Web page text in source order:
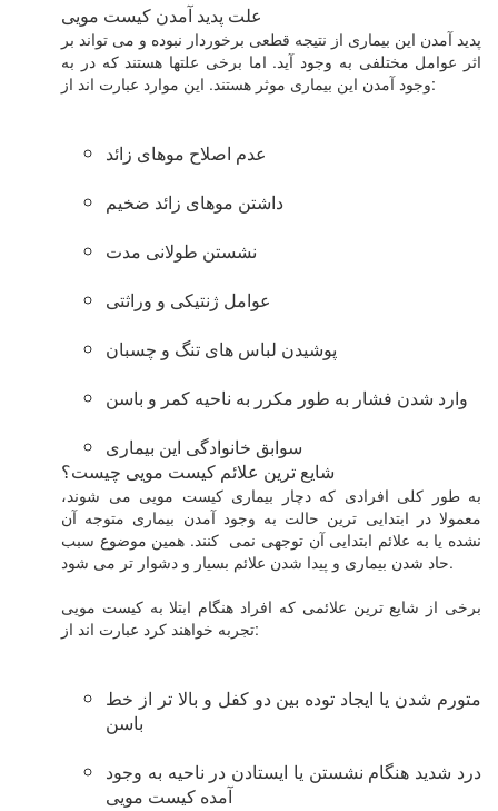
علت پدید آمدن کیست مویی
پدید آمدن این بیماری از نتیجه قطعی برخوردار نبوده و می تواند بر
اثر عوامل مختلفی به وجود آید. اما برخی علتها هستند که در به
وجود آمدن این بیماری موثر هستند. این موارد عبارت اند از:
عدم اصلاح موهای زائد
داشتن موهای زائد ضخیم
نشستن طولانی مدت
عوامل ژنتیکی و وراثتی
پوشیدن لباس های تنگ و چسبان
وارد شدن فشار به طور مکرر به ناحیه کمر و باسن
سوابق خانوادگی این بیماری
شایع ترین علائم کیست مویی چیست؟
به طور کلی افرادی که دچار بیماری کیست مویی می شوند،
معمولا در ابتدایی ترین حالت به وجود آمدن بیماری متوجه آن
نشده یا به علائم ابتدایی آن توجهی نمی کنند. همین موضوع سبب
حاد شدن بیماری و پیدا شدن علائم بسیار و دشوار تر می شود.
برخی از شایع ترین علائمی که افراد هنگام ابتلا به کیست مویی
تجربه خواهند کرد عبارت اند از:
متورم شدن یا ایجاد توده بین دو کفل و بالا تر از خط
باسن
درد شدید هنگام نشستن یا ایستادن در ناحیه به وجود
آمده کیست مویی